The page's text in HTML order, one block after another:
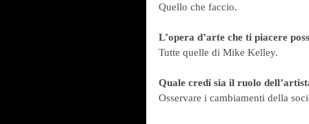
Quello che faccio.
L’opera d’arte che ti piacere
Tutte quelle di Mike Kelley.
Quale credi sia il ruolo
Osservare i cambiamenti della